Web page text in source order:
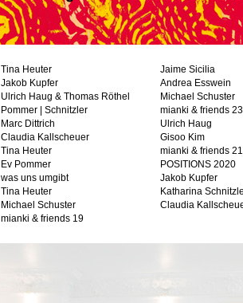
Tina Heuter
Jaime Sicilia
Jakob Kupfer
Andrea Esswein
Ulrich Haug & Thomas Röthel
Michael Schuster
Pommer | Schnitzler
mianki & friends 23
Marc Dittrich
Ulrich Haug
Claudia Kallscheuer
Gisoo Kim
Tina Heuter
mianki & friends 21
Ev Pommer
POSITIONS 2020
was uns umgibt
Jakob Kupfer
Tina Heuter
Katharina
Michael Schuster
Claudia
mianki & friends 19